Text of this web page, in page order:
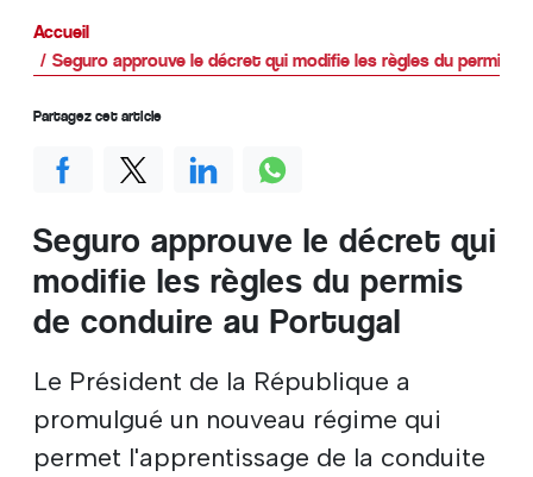
Accueil
Seguro approuve le décret qui modifie les règles du permis
Seguro approuve le décret qui
modifie les règles du permis
de conduire au Portugal
Le Président de la République a
promulgué un nouveau régime qui
permet l'apprentissage de la conduite
Partagez cet article